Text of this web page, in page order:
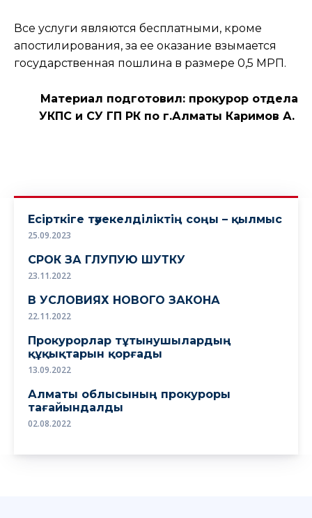
Все услуги являются бесплатными, кроме
апостилирования, за ее оказание взымается
государственная пошлина в размере 0,5 МРП.
Материал подготовил: прокурор отдела
УКПС и СУ ГП РК по г.Алматы Каримов А.
Есірткіге тәуекелділіктің соңы – қылмыс
25.09.2023
СРОК ЗА ГЛУПУЮ ШУТКУ
23.11.2022
В УСЛОВИЯХ НОВОГО ЗАКОНА
22.11.2022
Прокурорлар тұтынушылардың
құқықтарын қорғады
13.09.2022
Алматы облысының прокуроры
тағайындалды
02.08.2022